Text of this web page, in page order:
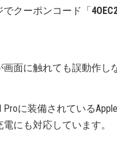
でクーポンコード「
画面に触れても誤動作し
Proに装備されている
電にも対応しています。